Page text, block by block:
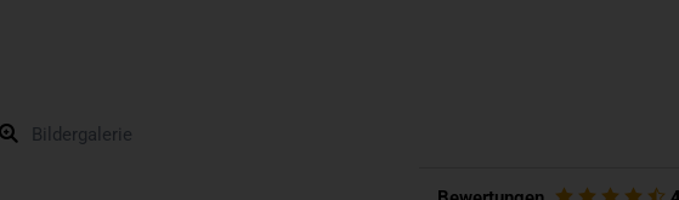
Bildergalerie